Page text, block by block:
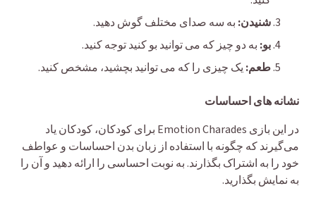
شنیدن: به سه صدای مختلف گوش دهید.
بو: به دو چیز که می توانید بو کنید توجه کنید.
طعم:یک چیزی را که می توانید بچشید، مشخص کنید.
نشانه های احساسات
در این بازی Emotion Charades برای کودکان، کودکان یاد
می‌گیرند که چگونه با استفاده از زبان بدن احساسات و عواطف
خود را به اشتراک بگذارند. به نوبت احساسی را ارائه دهید و آن را
به نمایش بگذارید.